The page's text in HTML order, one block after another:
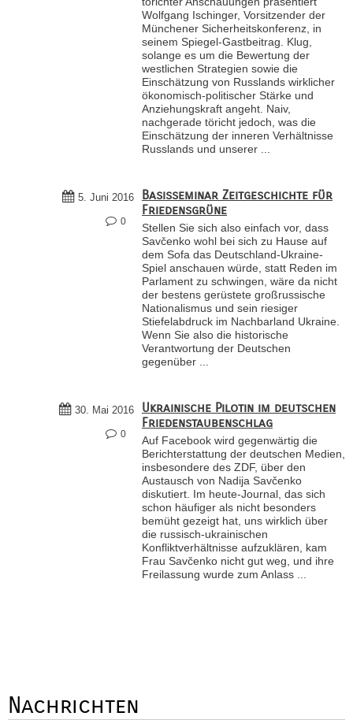
Wolfgang Ischinger, Vorsitzender der
Münchener Sicherheitskonferenz, in
seinem Spiegel-Gastbeitrag. Klug,
solange es um die Bewertung der
westlichen Strategien sowie die
Einschätzung von Russlands wirklicher
ökonomisch-politischer Stärke und
Anziehungskraft angeht. Naiv,
nachgerade töricht jedoch, was die
Einschätzung der inneren Verhältnisse
Russlands und unserer ...
5. Juni 2016
0
Basisseminar Zeitgeschichte für
Friedensgrüne
Stellen Sie sich also einfach vor, dass
Savčenko wohl bei sich zu Hause auf
dem Sofa das Deutschland-Ukraine-
Spiel anschauen würde, statt Reden im
Parlament zu schwingen, wäre da nicht
der bestens gerüstete großrussische
Nationalismus und sein riesiger
Stiefelabdruck im Nachbarland Ukraine.
Wenn Sie also die historische
Verantwortung der Deutschen
gegenüber ...
30. Mai 2016
0
Ukrainische Pilotin im deutschen
Friedenstaubenschlag
Auf Facebook wird gegenwärtig die
Berichterstattung der deutschen Medien,
insbesondere des ZDF, über den
Austausch von Nadija Savčenko
diskutiert. Im heute-Journal, das sich
schon häufiger als nicht besonders
bemüht gezeigt hat, uns wirklich über
die russisch-ukrainischen
Konfliktverhältnisse aufzuklären, kam
Frau Savčenko nicht gut weg, und ihre
Freilassung wurde zum Anlass ...
Nachrichten